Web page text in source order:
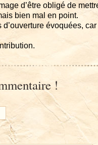
d’être obligé de
bien mal en point.
d’ouverture évoquées,
!